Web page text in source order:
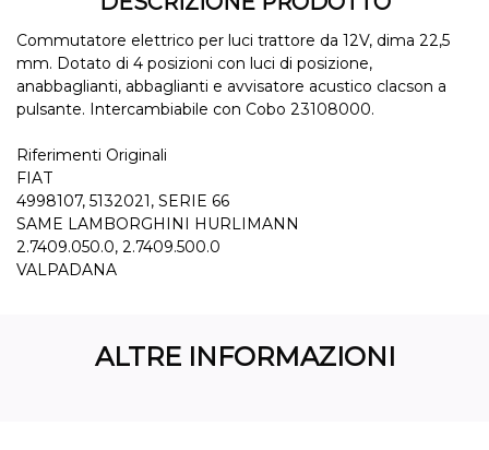
Commutatore elettrico per luci trattore da 12V, dima 22,5
mm. Dotato di 4 posizioni con luci di posizione,
anabbaglianti, abbaglianti e avvisatore acustico clacson a
pulsante. Intercambiabile con Cobo 23108000.
Riferimenti Originali
FIAT
4998107, 5132021, SERIE 66
SAME LAMBORGHINI HURLIMANN
2.7409.050.0, 2.7409.500.0
VALPADANA
ALTRE INFORMAZIONI